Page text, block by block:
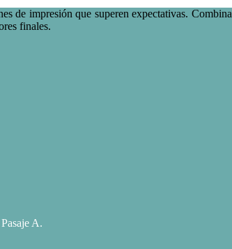
de impresión que superen expectativas.
finales.
A.